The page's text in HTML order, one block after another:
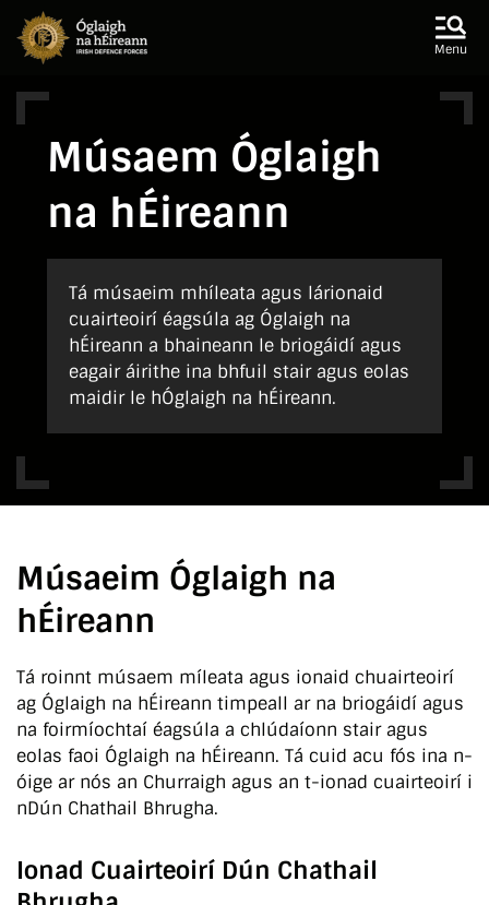
Skip to main content
Menu
Músaem Óglaigh
na hÉireann
Tá músaeim mhíleata agus lárionaid
cuairteoirí éagsúla ag Óglaigh na
hÉireann a bhaineann le briogáidí agus
eagair áirithe ina bhfuil stair agus eolas
maidir le hÓglaigh na hÉireann.
Músaeim Óglaigh na
hÉireann
Tá roinnt músaem míleata agus ionaid chuairteoirí
ag Óglaigh na hÉireann timpeall ar na briogáidí agus
na foirmíochtaí éagsúla a chlúdaíonn stair agus
eolas faoi Óglaigh na hÉireann. Tá cuid acu fós ina n-
óige ar nós an Churraigh agus an t-ionad cuairteoirí i
nDún Chathail Bhrugha.
Ionad Cuairteoirí Dún Chathail